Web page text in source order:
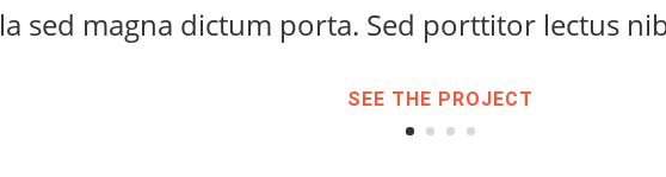
sed magna dictum porta. Sed porttitor lectus
SEE THE PROJECT